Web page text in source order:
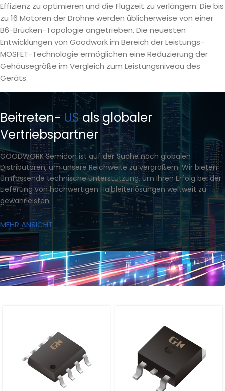
Effizienz zu optimieren und die Flugzeit zu verlängern. Die bis
zu 16 Motoren der Drohne werden üblicherweise von einer
B6-Brücken-Topologie angetrieben. Die neuesten
Entwicklungen von Goodwork im Bereich der Leistungs-
MOSFET-Technologie ermöglichen eine Reduzierung der
Gehäusegröße im Vergleich zum Leistungsniveau des
Geräts.
Beitreten-USals globaler
Vertriebspartner
GOODWORK Semicon ist auf der Suche nach globalen
Distributoren, um unsere Reichweite zu vergrößern. Wir bieten
umfassende technische Unterstützung, um Ihren Erfolg bei der
Lieferung von hochwertigen Halbleiterlösungen weltweit zu
gewährleisten.
MEHR ANSICHT